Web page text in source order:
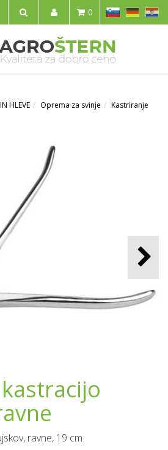
IŠČI
SL HR
0
HLEVE Oprema za svinje Kastriranje
ravne, 19 cm